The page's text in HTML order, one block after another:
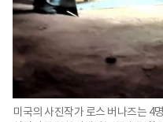
미국의 사진작가 로스 버나즈는 4